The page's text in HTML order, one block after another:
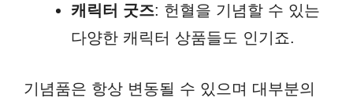
캐릭터 굿즈: 헌혈을 기념할 수 있는
다양한 캐릭터 상품들도 인기죠.
기념품은 항상 변동될 수 있으며 대부분의